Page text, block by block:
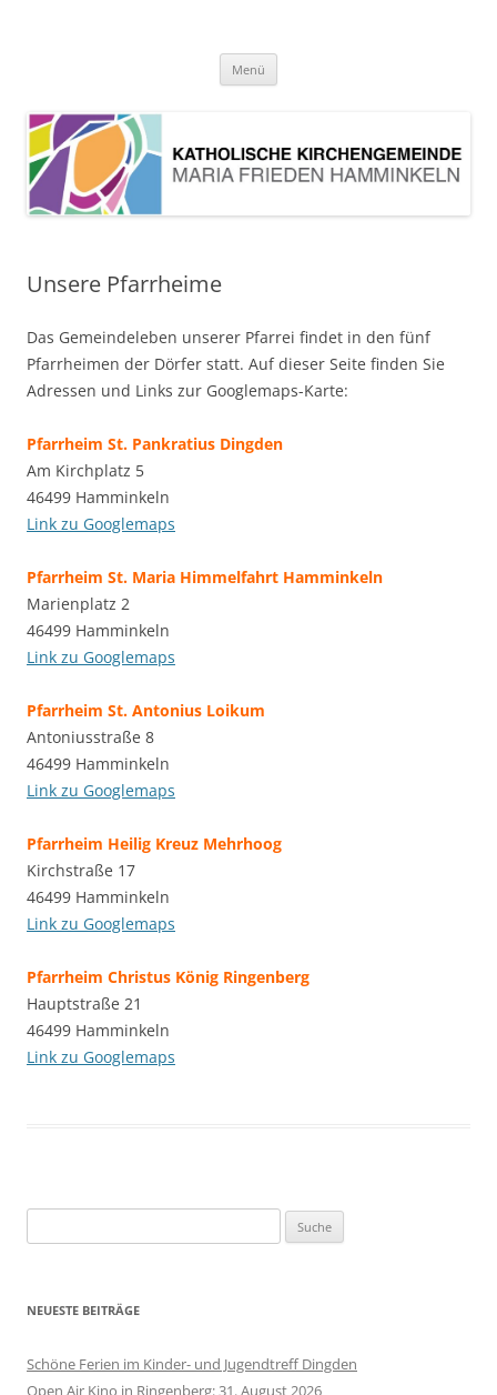
Menü
Unsere Pfarrheime
Das Gemeindeleben unserer Pfarrei findet in den fünf
Pfarrheimen der Dörfer statt. Auf dieser Seite finden Sie
Adressen und Links zur Googlemaps-Karte:
Pfarrheim St. Pankratius Dingden
Am Kirchplatz 5
46499 Hamminkeln
Link zu Googlemaps
Pfarrheim St. Maria Himmelfahrt Hamminkeln
Marienplatz 2
46499 Hamminkeln
Link zu Googlemaps
Pfarrheim St. Antonius Loikum
Antoniusstraße 8
46499 Hamminkeln
Link zu Googlemaps
Pfarrheim Heilig Kreuz Mehrhoog
Kirchstraße 17
46499 Hamminkeln
Link zu Googlemaps
Pfarrheim Christus König Ringenberg
Hauptstraße 21
46499 Hamminkeln
Link zu Googlemaps
nach:
NEUESTE BEITRÄGE
Schöne Ferien im Kinder- und Jugendtreff Dingden
Open Air Kino in Ringenberg: 31. August 2026